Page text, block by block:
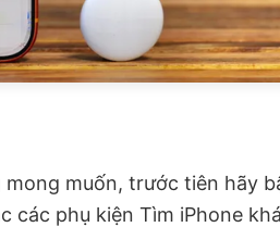
muốn, trước tiên hãy
các phụ kiện Tìm iPhone